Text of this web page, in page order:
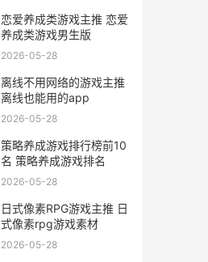
恋爱养成类游戏主推 恋爱
养成类游戏男生版
2026-05-28
离线不用网络的游戏主推
离线也能用的app
2026-05-28
策略养成游戏排行榜前10
名 策略养成游戏排名
2026-05-28
日式像素RPG游戏主推 日
式像素rpg游戏素材
2026-05-28